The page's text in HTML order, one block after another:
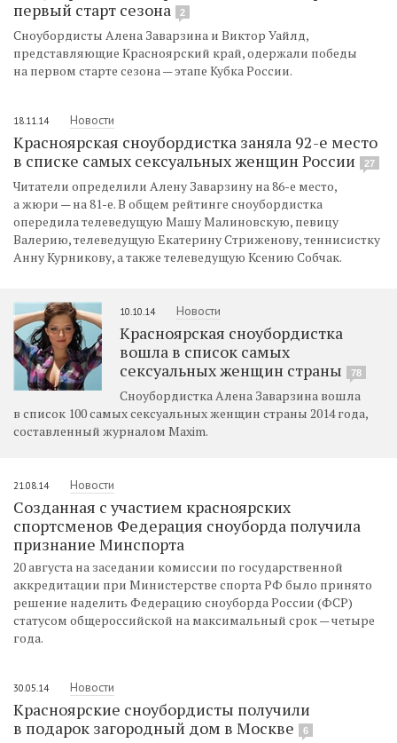
первый старт сезона
2
Сноубордисты Алена Заварзина и Виктор Уайлд,
представляющие Красноярский край, одержали победы
на первом старте сезона — этапе Кубка России.
18.11.14 Новости
Красноярская сноубордистка заняла 92-е место
в списке самых сексуальных женщин России
27
Читатели определили Алену Заварзину на 86-е место,
а жюри — на 81-е. В общем рейтинге сноубордистка
опередила телеведущую Машу Малиновскую, певицу
Валерию, телеведущую Екатерину Стриженову, теннисистку
Анну Курникову, а также телеведущую Ксению Собчак.
10.10.14 Новости
Красноярская сноубордистка
вошла в список самых
сексуальных женщин страны
78
Сноубордистка Алена Заварзина вошла
в список 100 самых сексуальных женщин страны 2014 года,
составленный журналом Maxim.
21.08.14 Новости
Созданная с участием красноярских
спортсменов Федерация сноуборда получила
признание Минспорта
20 августа на заседании комиссии по государственной
аккредитации при Министерстве спорта РФ было принято
решение наделить Федерацию сноуборда России (ФСР)
статусом общероссийской на максимальный срок — четыре
года.
30.05.14 Новости
Красноярские сноубордисты получили
в подарок загородный дом в Москве
6